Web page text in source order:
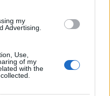
my
Advertising.
Use,
of my
with the